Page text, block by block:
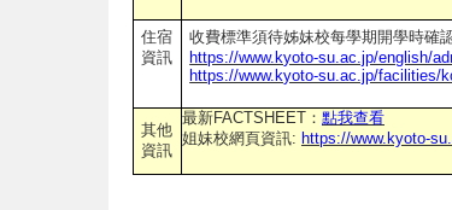
住宿
資訊
收費標準須待姊妹校每學期開學時確
https://www.kyoto-su.ac.jp/english/
https://www.kyoto-su.ac.jp/facilities/
其他
資訊
最新FACTSHEET： 點我查看
姐妹校網頁資訊: https://www.kyoto-